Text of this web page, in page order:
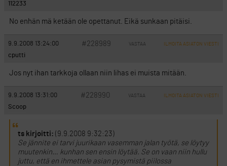
112233
No enhän mä ketään ole opettanut. Eikä sunkaan pitäisi.
9.9.2008 13:24:00 #228989 VASTAA ILMOITA ASIATON VIESTI
cputti
Jos nyt ihan tarkkoja ollaan niin lihas ei muista mitään.
9.9.2008 13:31:00 #228990 VASTAA ILMOITA ASIATON VIESTI
Scoop
ts kirjoitti: (9.9.2008 9:32:23)
Se jännite ei tarvi juurikaan vasemman jalan työtä, se löytyy
muutenkin… kunhan sen ensin löytää. Se on vaan niin hullu
juttu, että en ihmettele asian pysymistä piilossa